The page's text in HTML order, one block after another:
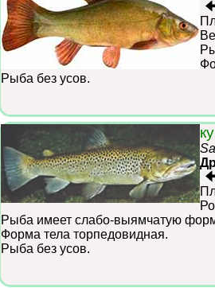
Рыба без усов.
Рыба имеет слабо-выямчатую
Форма тела торпедовидная.
Рыба без усов.